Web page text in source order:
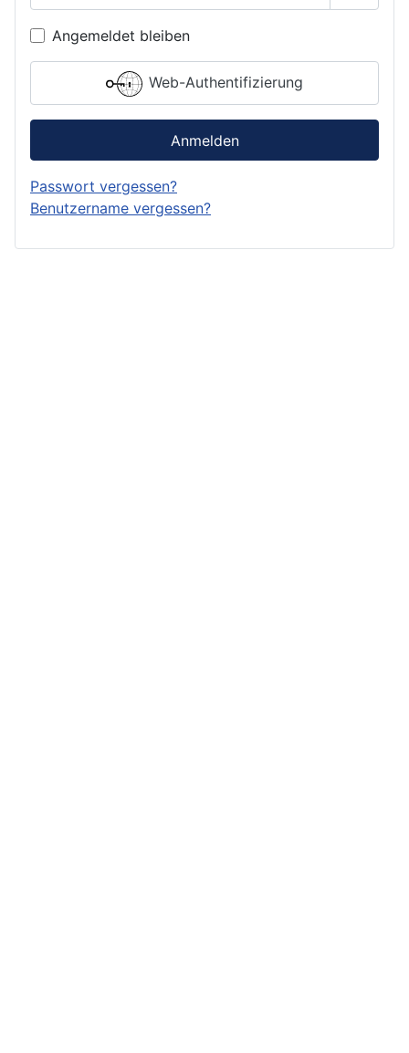
Angemeldet bleiben
Web-Authentifizierung
Anmelden
Passwort vergessen?
Benutzername vergessen?